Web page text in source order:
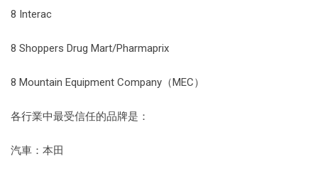
8 Interac
8 Shoppers Drug Mart/Pharmaprix
8 Mountain Equipment Company（MEC）
各行業中最受信任的品牌是：
汽車：本田